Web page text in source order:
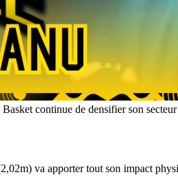
continue de densifier son
va apporter tout son impact